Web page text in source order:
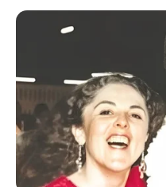
Um einen Türkischen
zuzubereiten,